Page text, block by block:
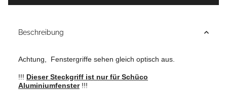
Beschreibung
Achtung, Fenstergriffe sehen gleich optisch aus.
!!! Dieser Steckgriff ist nur fürSchüco
Aluminiumfenster!!!